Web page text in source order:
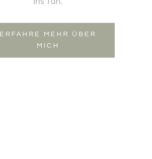
ERFAHRE MEHR ÜBER
MICH